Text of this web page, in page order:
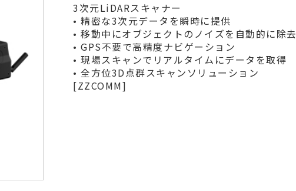
3次元LiDARスキャナー
• 精密な3次元データを瞬時に提供
• 移動中にオブジェクトのノイズを自動的に除去
• GPS不要で高精度ナビゲーション
• 現場スキャンでリアルタイムにデータを取得
• 全方位3D点群スキャンソリューション
[ZZCOMM]